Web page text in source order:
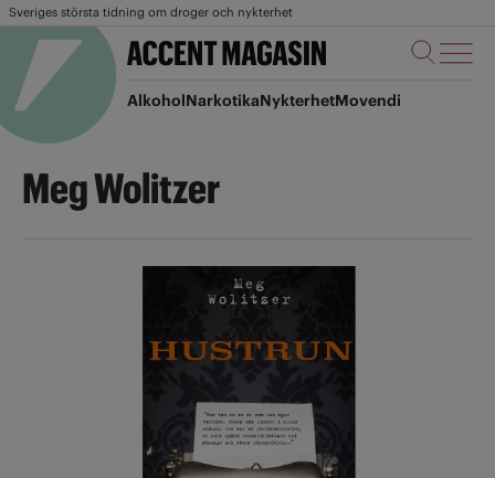
Sveriges största tidning om droger och nykterhet
AlkoholNarkotikaNykterhetMovendi
Meg Wolitzer